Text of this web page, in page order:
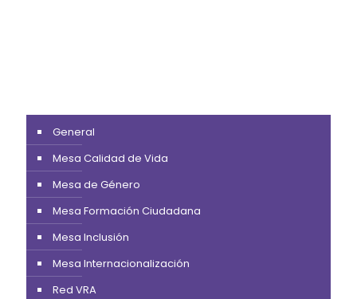
General
Mesa Calidad de Vida
Mesa de Género
Mesa Formación Ciudadana
Mesa Inclusión
Mesa Internacionalización
Red VRA